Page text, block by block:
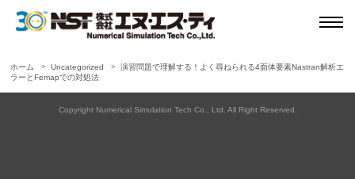
ホーム Uncategorized
演習問題で理解する！よく尋ねられる4面体要素Nastran解析エ
ラーとFemapでの対処法
Copyright Numerical Simulation Tech Co., Ltd. All Right Reserved.